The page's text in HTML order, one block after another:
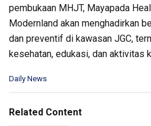
pembukaan MHJT, Mayapada
Modernland akan menghadirkan
dan preventif di kawasan JGC,
kesehatan, edukasi, dan aktivitas
C
e
Daily News
Related Content